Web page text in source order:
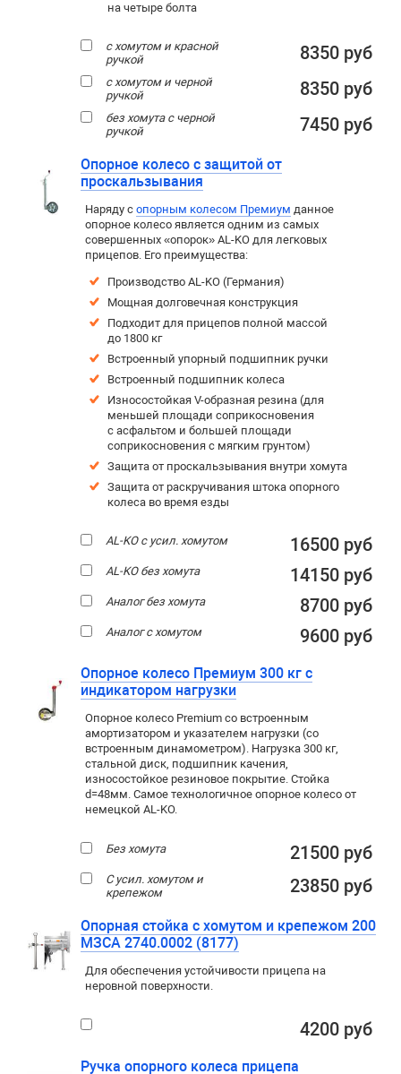
на четыре болта
с хомутом и красной
ручкой
8350 руб
с хомутом и черной
ручкой
8350 руб
без хомута с черной
ручкой
7450 руб
Опорное колесо с защитой от
проскальзывания
Наряду с опорным колесом Премиум данное
опорное колесо является одним из самых
совершенных «опорок» AL-KO для легковых
прицепов. Его преимущества:
Производство AL-KO (Германия)
Мощная долговечная конструкция
Подходит для прицепов полной массой
до 1800 кг
Встроенный упорный подшипник ручки
Встроенный подшипник колеса
Износостойкая V-образная резина (для
меньшей площади соприкосновения
с асфальтом и большей площади
соприкосновения с мягким грунтом)
Защита от проскальзывания внутри хомута
Защита от раскручивания штока опорного
колеса во время езды
AL-KO с усил. хомутом 16500 руб
AL-KO без хомута 14150 руб
Аналог без хомута 8700 руб
Аналог с хомутом 9600 руб
Опорное колесо Премиум 300 кг с
индикатором нагрузки
Опорное колесо Premium со встроенным
амортизатором и указателем нагрузки (со
встроенным динамометром). Нагрузка 300 кг,
стальной диск, подшипник качения,
износостойкое резиновое покрытие. Стойка
d=48мм. Самое технологичное опорное колесо от
немецкой AL-KO.
Без хомута 21500 руб
С усил. хомутом и
крепежом
23850 руб
Опорная стойка с хомутом и крепежом 200
МЗСА 2740.0002 (8177)
Для обеспечения устойчивости прицепа на
неровной поверхности.
4200 руб
Ручка опорного колеса прицепа